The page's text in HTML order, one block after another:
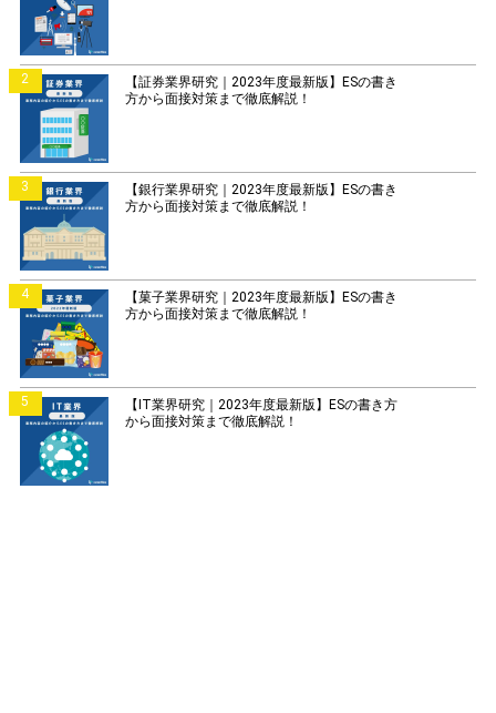
2
【証券業界研究｜2023年度最新版】ESの書き
方から面接対策まで徹底解説！
3
【銀行業界研究｜2023年度最新版】ESの書き
方から面接対策まで徹底解説！
4
【菓子業界研究｜2023年度最新版】ESの書き
方から面接対策まで徹底解説！
5
【IT業界研究｜2023年度最新版】ESの書き方
から面接対策まで徹底解説！